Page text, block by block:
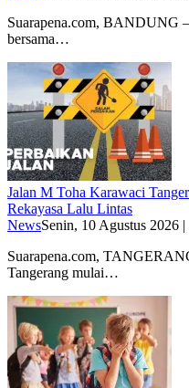
Suarapena.com, BANDUNG
bersama…
Jalan M Toha Karawaci
Rekayasa Lalu Lintas
NewsSenin, 10 Agustus 2026
Suarapena.com,
Tangerang mulai…